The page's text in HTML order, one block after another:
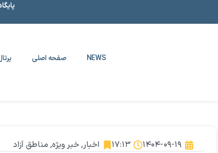
NEWS صفحه اصلی
۱۴۰۴-۰۹-۱۹ ۱۷:۱۳ اخبار,خبر ویژه, مناطق آزاد